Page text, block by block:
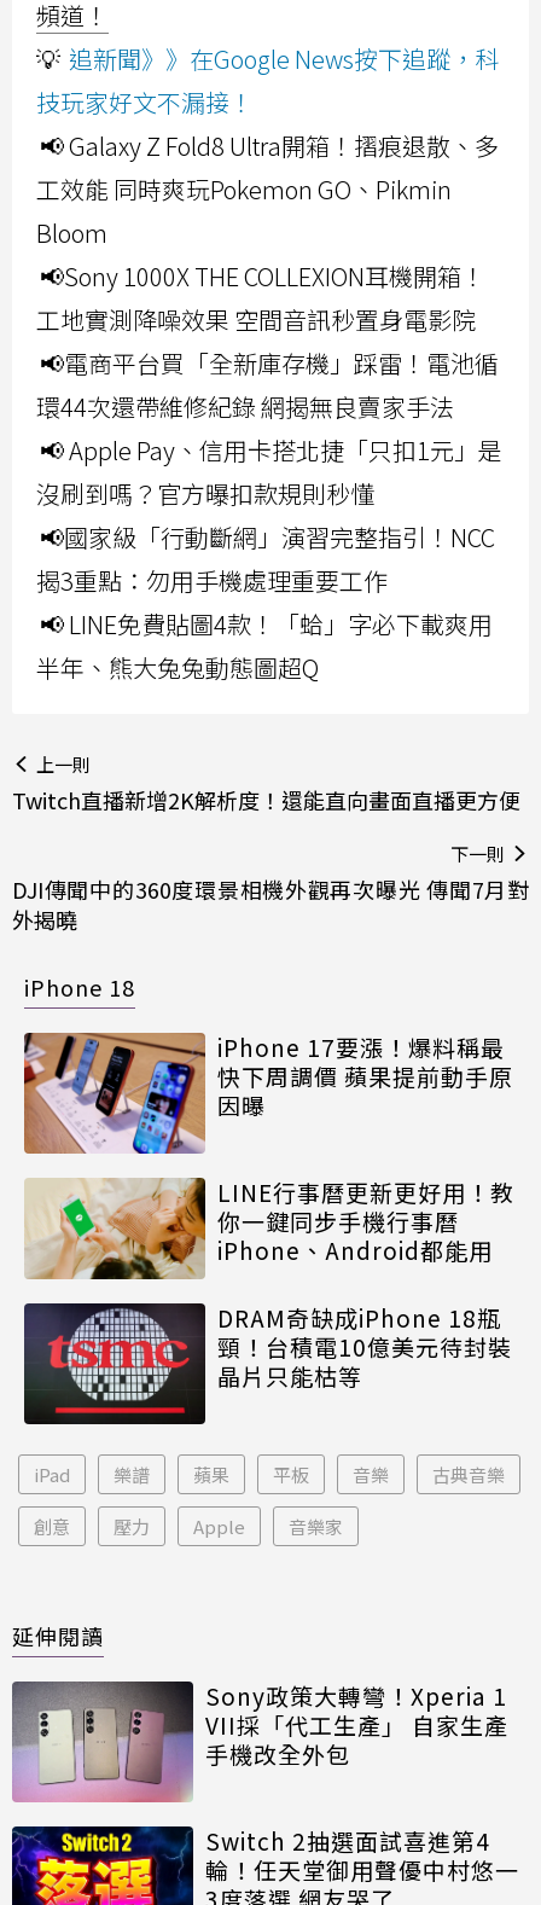
頻道！
💡 追新聞》》在Google News按下追蹤，科
技玩家好文不漏接！
📢 Galaxy Z Fold8 Ultra開箱！摺痕退散、多
工效能 同時爽玩Pokemon GO、Pikmin
Bloom
📢Sony 1000X THE COLLEXION耳機開箱！
工地實測降噪效果 空間音訊秒置身電影院
📢電商平台買「全新庫存機」踩雷！電池循
環44次還帶維修紀錄 網揭無良賣家手法
📢 Apple Pay、信用卡搭北捷「只扣1元」是
沒刷到嗎？官方曝扣款規則秒懂
📢國家級「行動斷網」演習完整指引！NCC
揭3重點：勿用手機處理重要工作
📢 LINE免費貼圖4款！「蛤」字必下載爽用
半年、熊大兔兔動態圖超Q
上一則
Twitch直播新增2K解析度！還能直向畫面直播更方便
下一則
DJI傳聞中的360度環景相機外觀再次曝光 傳聞7月對
外揭曉
iPhone 18
iPhone 17要漲！爆料稱最
快下周調價 蘋果提前動手原
因曝
LINE行事曆更新更好用！教
你一鍵同步手機行事曆
iPhone、Android都能用
DRAM奇缺成iPhone 18瓶
頸！台積電10億美元待封裝
晶片只能枯等
iPad 樂譜 蘋果 平板 音樂 古典音樂
創意 壓力 Apple 音樂家
延伸閱讀
Sony政策大轉彎！Xperia 1
VII採「代工生產」 自家生產
手機改全外包
Switch 2抽選面試喜進第4
輪！任天堂御用聲優中村悠一